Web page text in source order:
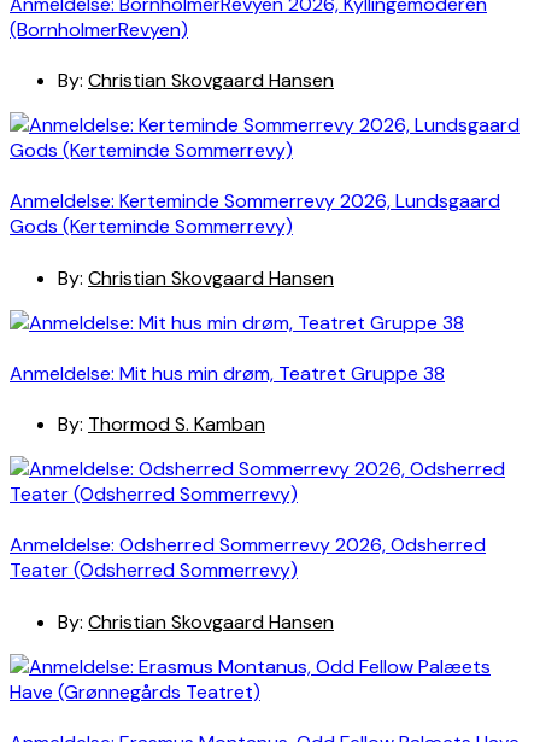
(BornholmerRevyen)
By: Christian Skovgaard Hansen
Anmeldelse: Kerteminde Sommerrevy 2026, Lundsgaard
Gods (Kerteminde Sommerrevy)
By: Christian Skovgaard Hansen
Anmeldelse: Mit hus min drøm, Teatret Gruppe 38
By: Thormod S. Kamban
Anmeldelse: Odsherred Sommerrevy 2026, Odsherred
Teater (Odsherred Sommerrevy)
By: Christian Skovgaard Hansen